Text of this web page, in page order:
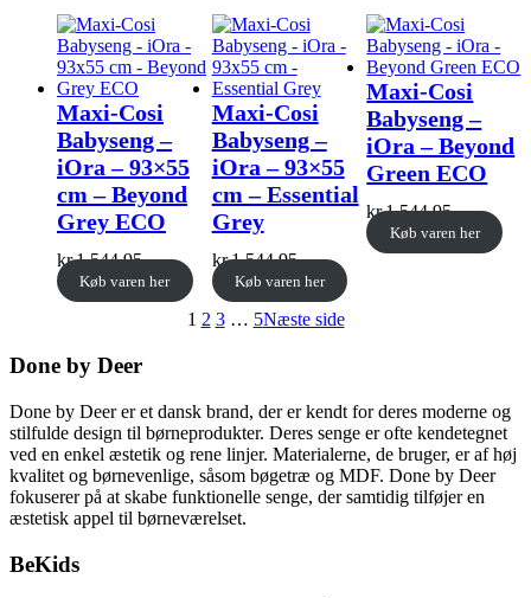
Maxi-Cosi
Babyseng –
iOra – 93×55
cm – Beyond
Grey ECO
kr.1.544,95
Køb varen her
Maxi-Cosi
Babyseng –
iOra – 93×55
cm – Essential
Grey
kr.1.544,95
Køb varen her
Maxi-Cosi
Babyseng –
iOra – Beyond
Green ECO
kr.1.544,95
Køb varen her
1 2 3 … 5Næste side
Done by Deer
Done by Deer er et dansk brand, der er kendt for deres moderne og
stilfulde design til børneprodukter. Deres senge er ofte kendetegnet
ved en enkel æstetik og rene linjer. Materialerne, de bruger, er af høj
kvalitet og børnevenlige, såsom bøgetræ og MDF. Done by Deer
fokuserer på at skabe funktionelle senge, der samtidig tilføjer en
æstetisk appel til børneværelset.
BeKids